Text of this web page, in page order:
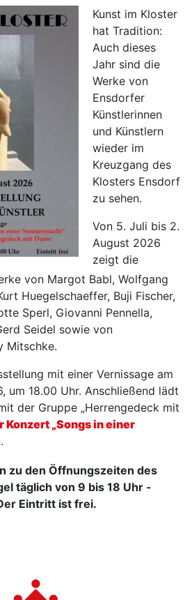
Kunst im Kloster
hat Tradition:
Auch dieses
Jahr sind die
Werke von
Ensdorfer
Künstlerinnen
und Künstlern
wieder im
Kreuzgang des
Klosters Ensdorf
zu sehen.
Von 5. Juli bis 2.
August 2026
zeigt die
von Margot Babl, Wolfgang
Huegelschaeffer, Buji Fischer,
Sperl, Giovanni Pennella,
Seidel sowie von
Mitschke.
mit einer Vernissage am
um 18.00 Uhr. Anschließend lädt
der Gruppe „Herrengedeck mit
Konzert „Songs in einer
zu den Öffnungszeiten des
täglich von 9 bis 18 Uhr -
Eintritt ist frei.